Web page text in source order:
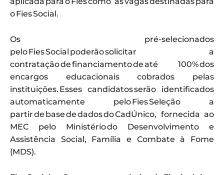
o Fies Social.
Os pré-selecionados
pelo Fies Social poderão solicitar a
contratação de financiamento de até 100% dos
encargos educacionais cobrados pelas
instituições. Esses candidatos serão identificados
automaticamente pelo Fies Seleção a
partir de base de dados do CadÚnico, fornecida ao
MEC pelo Ministério do Desenvolvimento e
Assistência Social, Família e Combate à Fome
(MDS).